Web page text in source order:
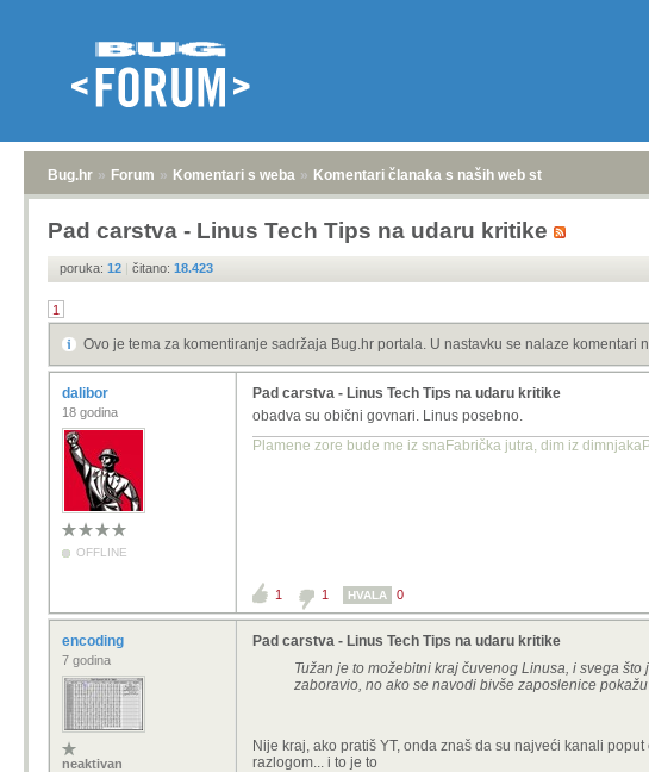
Bug.hr » Forum » Komentari s weba » Komentari članaka s naših web stranica
Pad carstva - Linus Tech Tips na udaru kritike
poruka: 12 | čitano: 18.423
1
Ovo je tema za komentiranje sadržaja Bug.hr portala. U nastavku se nalaze komentari
dalibor
18 godina
OFFLINE
Pad carstva - Linus Tech Tips na udaru kritike
obadva su obični govnari. Linus posebno.
Plamene zore bude me iz snaFabrička jutra, dim iz
1 1 HVALA 0
encoding
7 godina
neaktivan
Pad carstva - Linus Tech Tips na udaru kritike
Tužan je to možebitni kraj čuvenog Linusa, i svega
zaboravio, no ako se navodi bivše zaposlenice
Nije kraj, ako pratiš YT, onda znaš da su najveći kanali
razlogom... i to je to